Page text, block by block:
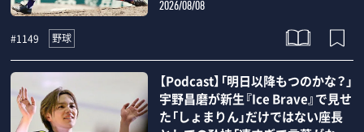
2026/08/08
#1149 野球
【Podcast】「明日以降もつのかな？」
宇野昌磨が新生『Ice Brave』で見せ
た「しょまりん」だけではない座長